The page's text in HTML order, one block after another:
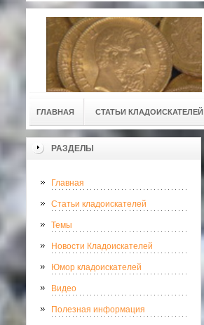
ГЛАВНАЯ СТАТЬИ КЛАДОИСКАТЕЛЕЙ
РАЗДЕЛЫ
Главная
Статьи кладоискателей
Темы
Новости Кладоискателей
Юмор кладоискателей
Видео
Полезная информация